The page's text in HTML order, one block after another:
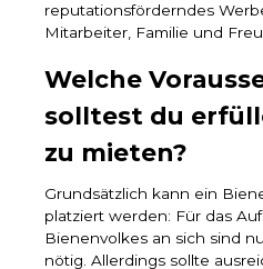
reputationsförderndes
Mitarbeiter, Familie und
Welche
solltest du
zu mieten?
Grundsätzlich kann ein
platziert werden: Für das
Bienenvolkes an sich sind
nötig. Allerdings sollte